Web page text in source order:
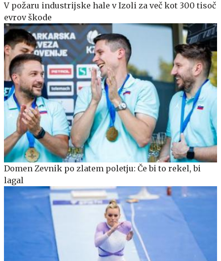
V požaru industrijske hale v Izoli za več kot 300 tisoč
evrov škode
Domen Zevnik po zlatem poletju: Če bi to rekel, bi
lagal